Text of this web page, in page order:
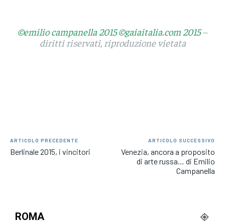
©emilio campanella 2015 ©gaiaitalia.com 2015–
diritti riservati, riproduzione vietata
ARTICOLO PRECEDENTE
Berlinale 2015, i vincitori
ARTICOLO SUCCESSIVO
Venezia, ancora a proposito
di arte russa… di Emilio
Campanella
ROMA